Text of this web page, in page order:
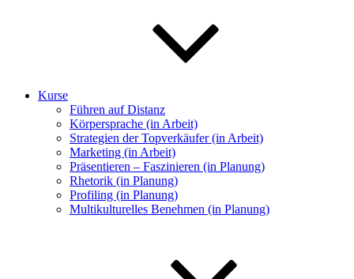
Kurse
Führen auf Distanz
Körpersprache (in Arbeit)
Strategien der Topverkäufer (in Arbeit)
Marketing (in Arbeit)
Präsentieren – Faszinieren (in Planung)
Rhetorik (in Planung)
Profiling (in Planung)
Multikulturelles Benehmen (in Planung)